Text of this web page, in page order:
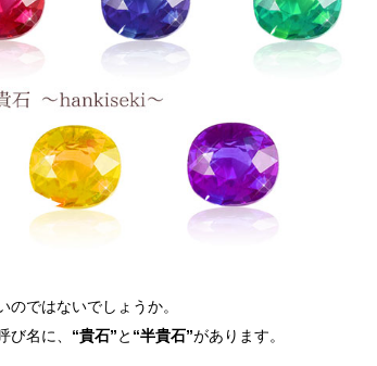
ではないでしょうか。
名に、 “貴石”と “半貴石”があります。